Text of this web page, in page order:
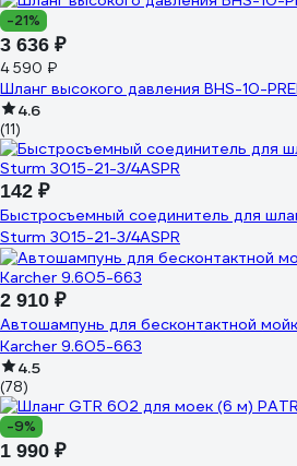
-21%
3 636 ₽
4 590 ₽
Шланг высокого давления BHS-10-
4.6
(11)
142 ₽
Быстросъемный соединитель для
Sturm 3015-21-3/4ASPR
2 910 ₽
Автошампунь для бесконтактной
Karcher 9.605-663
4.5
(78)
-9%
1 990 ₽